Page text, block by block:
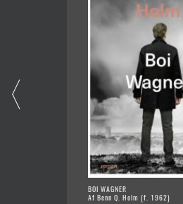
BOI WAGNER
Af Benn Q. Holm (f. 1962)